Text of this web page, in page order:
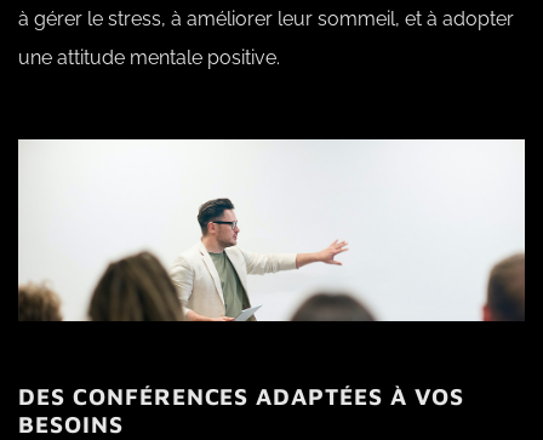
à gérer le stress, à améliorer leur sommeil, et à adopter
une attitude mentale positive.
DES CONFÉRENCES ADAPTÉES À VOS
BESOINS